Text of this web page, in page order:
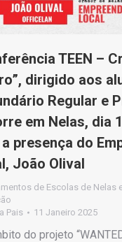
TEEN –
dirigido aos
Regular e
em Nelas, dia
presença do
João Olival
de Escolas de Nelas
Pais 11 Janeiro 2025
do projeto